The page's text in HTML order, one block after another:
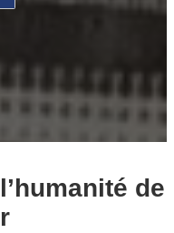
de